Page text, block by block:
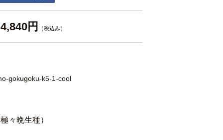
4,840円 （税込み）
gokugoku-k5-1-cool
々晩生種）